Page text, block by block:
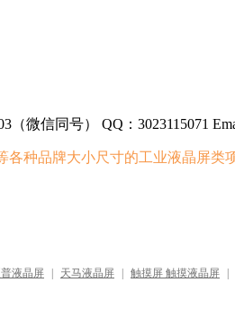
（微信同号） QQ：3023115071
各种品牌大小尺寸的工业液晶屏类
液晶屏 天马液晶屏 触摸屏 触摸液晶屏